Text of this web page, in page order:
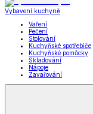
Vybavení kuchyně
Vaření
Pečení
Stolování
Kuchyňské spotřebiče
Kuchyňské pomůcky
Skladování
Nápoje
Zavařování